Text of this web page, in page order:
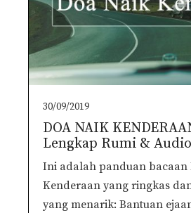
30/09/2019
DOA NAIK
Lengkap Rumi &
Ini adalah panduan bacaan
Kenderaan yang ringkas
yang menarik: Bantuan